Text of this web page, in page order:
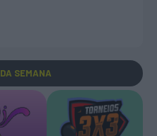
DA SEMANA